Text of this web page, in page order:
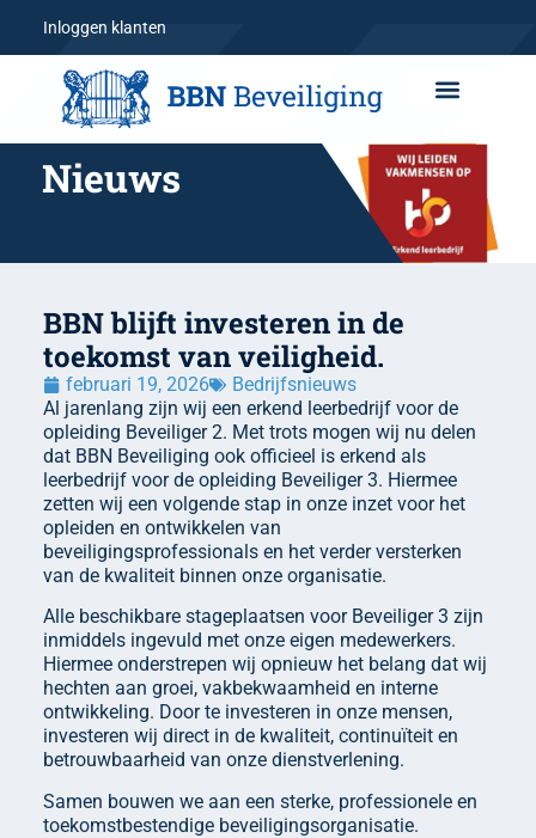
Inloggen klanten
Nieuws
BBN blijft investeren in de
toekomst van veiligheid.
februari 19, 2026
Bedrijfsnieuws
Al jarenlang zijn wij een erkend leerbedrijf voor de
opleiding Beveiliger 2. Met trots mogen wij nu delen
dat BBN Beveiliging ook officieel is erkend als
leerbedrijf voor de opleiding Beveiliger 3. Hiermee
zetten wij een volgende stap in onze inzet voor het
opleiden en ontwikkelen van
beveiligingsprofessionals en het verder versterken
van de kwaliteit binnen onze organisatie.
Alle beschikbare stageplaatsen voor Beveiliger 3 zijn
inmiddels ingevuld met onze eigen medewerkers.
Hiermee onderstrepen wij opnieuw het belang dat wij
hechten aan groei, vakbekwaamheid en interne
ontwikkeling. Door te investeren in onze mensen,
investeren wij direct in de kwaliteit, continuïteit en
betrouwbaarheid van onze dienstverlening.
Samen bouwen we aan een sterke, professionele en
toekomstbestendige beveiligingsorganisatie.